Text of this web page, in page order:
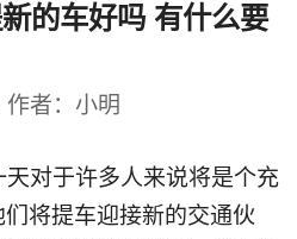
的车好吗 有什么要
作者：小明
对于许多人来说将是个充
将提车迎接新的交通伙